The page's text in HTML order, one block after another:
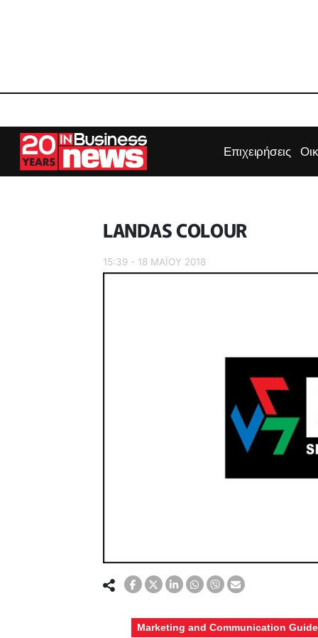
Επιχειρήσεις
LANDAS COLOUR
15:39 - 18 ΜΑΪ́ΟΥ 2018
Marketing and Communication Guide